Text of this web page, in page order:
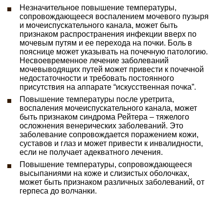
Незначительное повышение температуры,
сопровождающееся воспалением мочевого пузыря
и мочеиспускательного канала, может быть
признаком распространения инфекции вверх по
мочевым путям и ее перехода на почки. Боль в
пояснице может указывать на почечную патологию.
Несвоевременное лечение заболеваний
мочевыводящих путей может привести к почечной
недостаточности и требовать постоянного
присутствия на аппарате “искусственная почка”.
Повышение температуры после уретрита,
воспаления мочеиспускательного канала, может
быть признаком синдрома Рейтера – тяжелого
осложнения венерических заболеваний. Это
заболевание сопровождается поражением кожи,
суставов и глаз и может привести к инвалидности,
если не получает адекватного лечения.
Повышение температуры, сопровождающееся
высыпаниями на коже и слизистых оболочках,
может быть признаком различных заболеваний, от
герпеса до волчанки.